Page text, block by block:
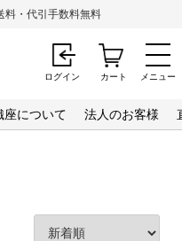
メニュー
料・代引手数料無料
座について 法人のお客様
ログイン カート